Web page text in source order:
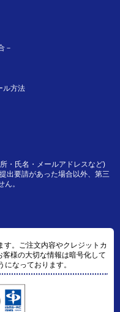
－
ル方法
・氏名・メールアドレスなど)
出要請があった場合以外、第三
。
す。ご注文内容やクレジットカ
様の大切な情報は暗号化して
なっております。